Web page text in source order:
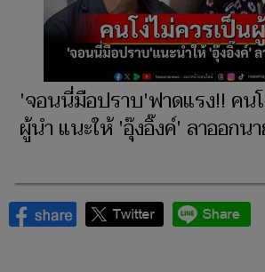
'จอนนี่มือปราบ'ฟาดแรง!! คน
ผู้นำ แนะให้ 'อุ๊งอิ๊งค์' ลาออกน